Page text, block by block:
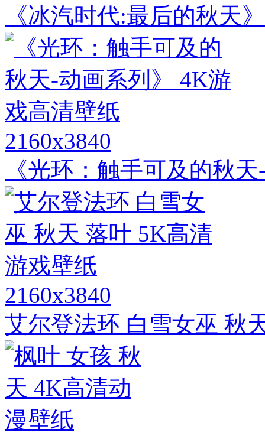
《冰汽时代:最后的秋天
2160x3840
《光环：触手可及的秋
2160x3840
艾尔登法环 白雪女巫 秋